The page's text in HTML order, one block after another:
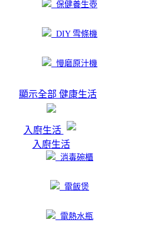
保健養生壺
DIY 雪條機
慢磨原汁機
顯示全部 健康生活
入廚生活
入廚生活
消毒碗櫃
電飯煲
電熱水瓶